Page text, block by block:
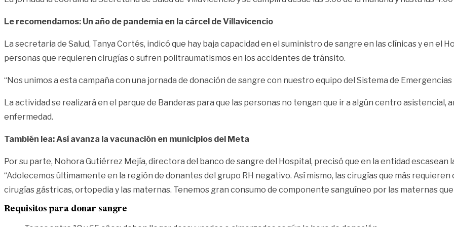
Le recomendamos: Un año de pandemia en la cárcel de Villavicencio
La secretaria de Salud, Tanya Cortés, indicó que hay baja capacidad en el suministro de sangre en las clínicas y en el
personas que requieren cirugías o sufren politraumatismos en los accidentes de tránsito.
“Nos unimos a esta campaña con una jornada de donación de sangre con nuestro equipo del Sistema de
La actividad se realizará en el parque de Banderas para que las personas no tengan que ir a algún centro
enfermedad.
También lea: Así avanza la vacunación en municipios del Meta
Por su parte, Nohora Gutiérrez Mejía, directora del banco de sangre del Hospital, precisó que en la entidad escasean
“Adolecemos últimamente en la región de donantes del grupo RH negativo. Así mismo, las cirugías que más
cirugías gástricas, ortopedia y las maternas. Tenemos gran consumo de componente sanguíneo por las maternas
Requisitos para donar sangre